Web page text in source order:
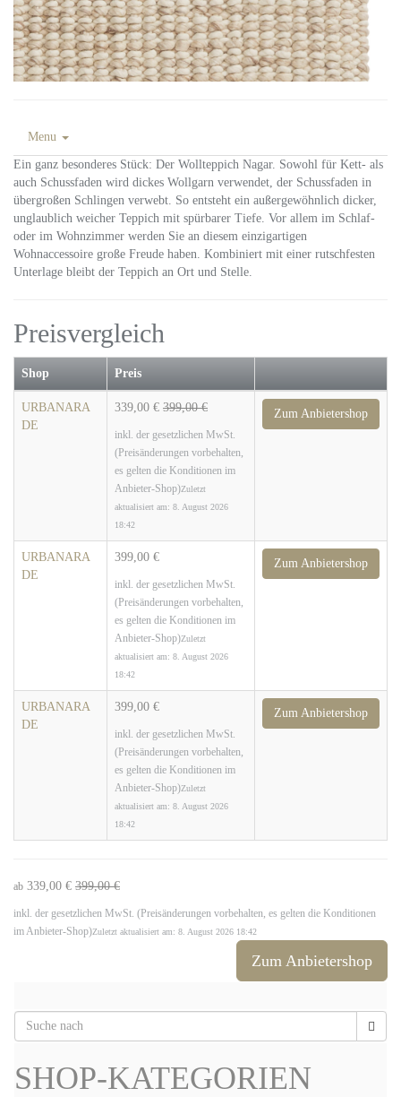
Menu
Ein ganz besonderes Stück: Der Wollteppich Nagar. Sowohl für Kett- als
auch Schussfaden wird dickes Wollgarn verwendet, der Schussfaden in
übergroßen Schlingen verwebt. So entsteht ein außergewöhnlich dicker,
unglaublich weicher Teppich mit spürbarer Tiefe. Vor allem im Schlaf-
oder im Wohnzimmer werden Sie an diesem einzigartigen
Wohnaccessoire große Freude haben. Kombiniert mit einer rutschfesten
Unterlage bleibt der Teppich an Ort und Stelle.
Preisvergleich
Shop Preis
URBANARA
DE
339,00 € 399,00 €
inkl. der gesetzlichen MwSt.
(Preisänderungen vorbehalten,
es gelten die Konditionen im
Anbieter-Shop)Zuletzt
aktualisiert am: 8. August 2026
18:42
Zum Anbietershop
URBANARA
DE
399,00 €
inkl. der gesetzlichen MwSt.
(Preisänderungen vorbehalten,
es gelten die Konditionen im
Anbieter-Shop)Zuletzt
aktualisiert am: 8. August 2026
18:42
Zum Anbietershop
URBANARA
DE
399,00 €
inkl. der gesetzlichen MwSt.
(Preisänderungen vorbehalten,
es gelten die Konditionen im
Anbieter-Shop)Zuletzt
aktualisiert am: 8. August 2026
18:42
Zum Anbietershop
ab 339,00 € 399,00 €
inkl. der gesetzlichen MwSt. (Preisänderungen vorbehalten, es gelten die Konditionen
im Anbieter-Shop)Zuletzt aktualisiert am: 8. August 2026 18:42
Zum Anbietershop
SHOP-KATEGORIEN